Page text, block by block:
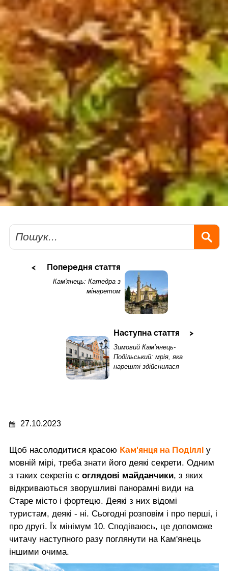
Пошук
Попередня стаття
Кам'янець: Катедра з
мінаретом
Наступна стаття
Зимовий Кам’янець-
Подільський: мрія, яка
нарешті здійснилася
27.10.2023
Щоб насолодитися красою Кам'янця на Поділлі у
мовній мірі, треба знати його деякі секрети. Одним
з таких секретів є оглядові майданчики, з яких
відкриваються зворушливі панорамні види на
Старе місто і фортецю. Деякі з них відомі
туристам, деякі - ні. Сьогодні розповім і про перші, і
про другі. Їх мінімум 10. Сподіваюсь, це допоможе
читачу наступного разу поглянути на Кам'янець
іншими очима.